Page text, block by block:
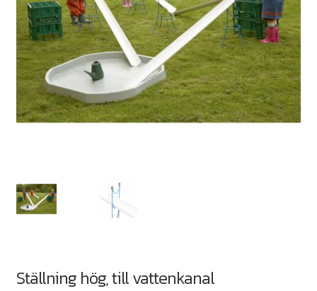
Ställning hög, till vattenkanal